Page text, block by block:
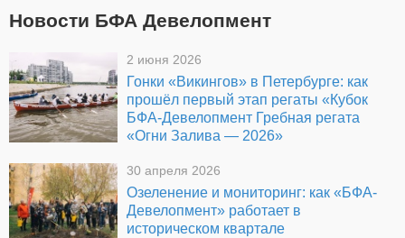
Новости БФА Девелопмент
2 июня 2026
Гонки «Викингов» в Петербурге: как
прошёл первый этап регаты «Кубок
БФА-Девелопмент Гребная регата
«Огни Залива — 2026»
30 апреля 2026
Озеленение и мониторинг: как «БФА-
Девелопмент» работает в
историческом квартале